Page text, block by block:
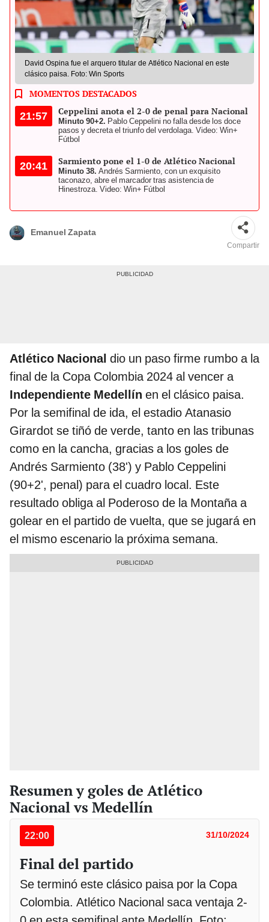
David Ospina fue el arquero titular de Atlético Nacional en este
clásico paisa. Foto: Win Sports
MOMENTOS DESTACADOS
21:57 Ceppelini anota el 2-0 de penal para Nacional
Minuto 90+2. Pablo Ceppelini no falla desde los doce
pasos y decreta el triunfo del verdolaga. Video: Win+
Fútbol
20:41 Sarmiento pone el 1-0 de Atlético Nacional
Minuto 38. Andrés Sarmiento, con un exquisito
taconazo, abre el marcador tras asistencia de
Hinestroza. Video: Win+ Fútbol
Emanuel Zapata
Compartir
Atlético Nacional dio un paso firme rumbo a la
final de la Copa Colombia 2024 al vencer a
Independiente Medellín en el clásico paisa.
Por la semifinal de ida, el estadio Atanasio
Girardot se tiñó de verde, tanto en las tribunas
como en la cancha, gracias a los goles de
Andrés Sarmiento (38') y Pablo Ceppelini
(90+2', penal) para el cuadro local. Este
resultado obliga al Poderoso de la Montaña a
golear en el partido de vuelta, que se jugará en
el mismo escenario la próxima semana.
Resumen y goles de Atlético
Nacional vs Medellín
22:00 31/10/2024
Final del partido
Se terminó este clásico paisa por la Copa
Colombia. Atlético Nacional saca ventaja 2-